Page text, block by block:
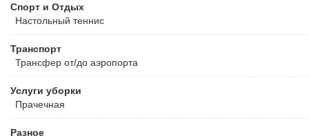
Спорт и Отдых
Настольный теннис
Транспорт
Трансфер от/до аэропорта
Услуги уборки
Прачечная
Разное